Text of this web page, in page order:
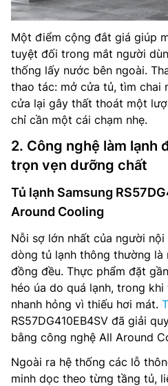
Một điểm cộng đắt giá giúp
tuyệt đối trong mắt người
thống lấy nước bên ngoài.
thao tác: mở cửa tủ, tìm chai
cửa lại gây thất thoát một
chỉ cần một cái chạm nhẹ.
2. Công nghệ làm lạnh
trọn vẹn dưỡng chất
Tủ lạnh Samsung
Around Cooling
Nỗi sợ lớn nhất của người
dòng tủ lạnh thông thường là
đồng đều. Thực phẩm đặt
héo úa do quá lạnh, trong
nhanh hỏng vì thiếu hơi mát.
RS57DG410EB4SV đã giải
bằng công nghệ All Around
Ngoài ra hệ thống các lỗ
minh dọc theo từng tầng tủ,